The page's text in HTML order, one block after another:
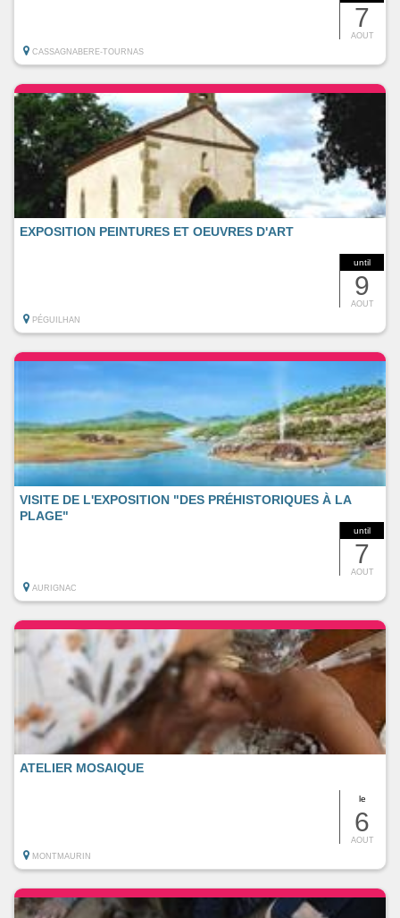
7
AOUT
CASSAGNABERE-TOURNAS
until
9
AOUT
EXPOSITION PEINTURES ET OEUVRES D'ART
PÉGUILHAN
until
7
AOUT
VISITE DE L'EXPOSITION "DES PRÉHISTORIQUES À LA
PLAGE"
AURIGNAC
le
6
AOUT
ATELIER MOSAIQUE
MONTMAURIN